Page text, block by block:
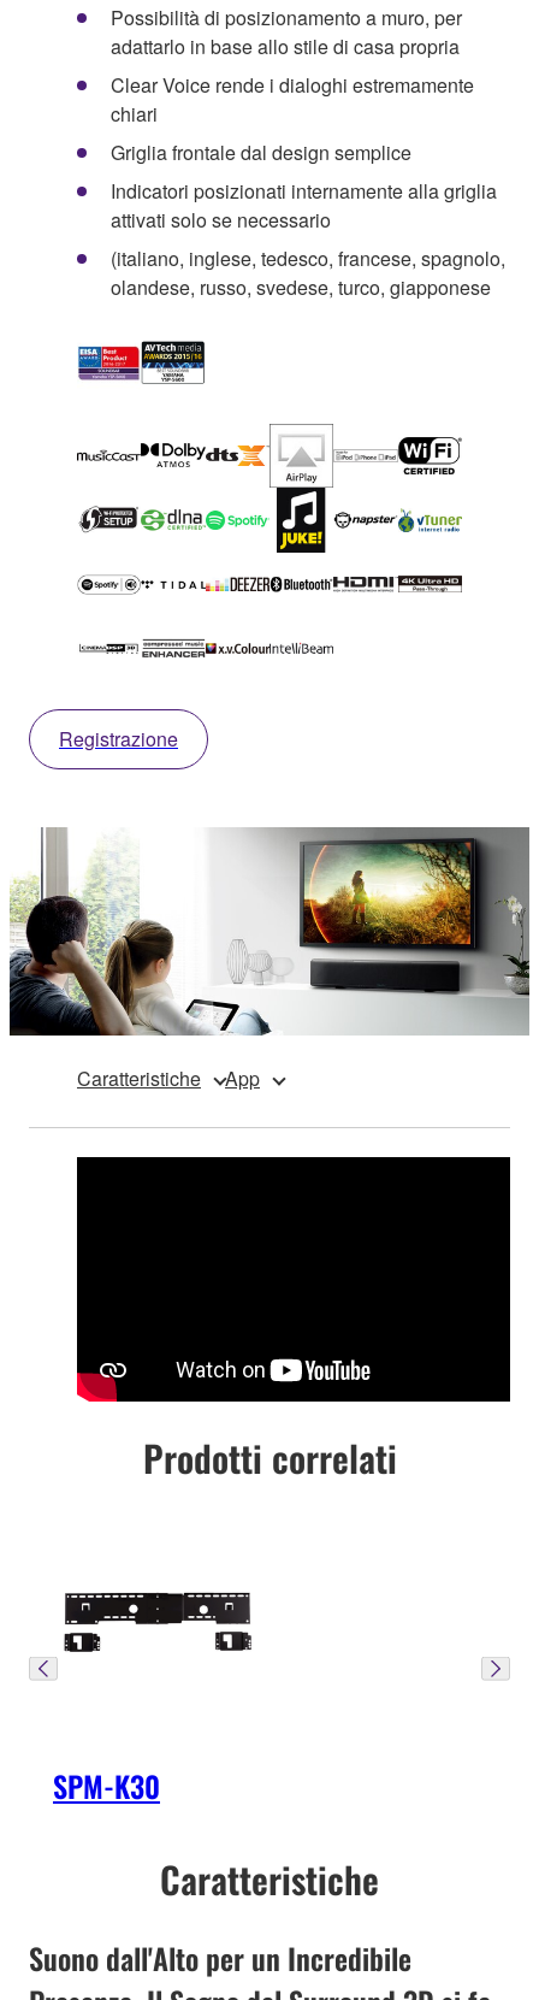
Possibilità di posizionamento a muro, per
adattarlo in base allo stile di casa propria
Clear Voice rende i dialoghi estremamente
chiari
Griglia frontale dal design semplice
Indicatori posizionati internamente alla griglia
attivati solo se necessario
(italiano, inglese, tedesco, francese, spagnolo,
olandese, russo, svedese, turco, giapponese
Registrazione
Caratteristiche App
Prodotti correlati
SPM-K30
Caratteristiche
Suono dall'Alto per un Incredibile